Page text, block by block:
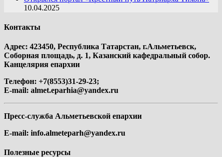
10.04.2025
Контакты
Адрес: 423450, Республика Татарстан, г.Альметьевск,
Соборная площадь, д. 1, Казанский кафедральный собор.
Канцелярия епархии
Телефон: +7(8553)31-29-23;
E-mail: almet.eparhia@yandex.ru
Пресс-служба Альметьевской епархии
E-mail: info.almeteparh@yandex.ru
Полезные ресурсы